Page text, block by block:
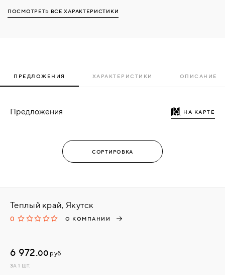
ПОСМОТРЕТЬ ВСЕ ХАРАКТЕРИСТИКИ
ПРЕДЛОЖЕНИЯ ХАРАКТЕРИСТИКИ ОПИСАНИЕ
Предложения НА КАРТЕ
Теплый край, Якутск
0 О КОМПАНИИ
6 972.00 руб
ЗА 1 ШТ.